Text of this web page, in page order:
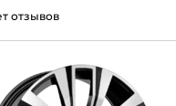
отзывов